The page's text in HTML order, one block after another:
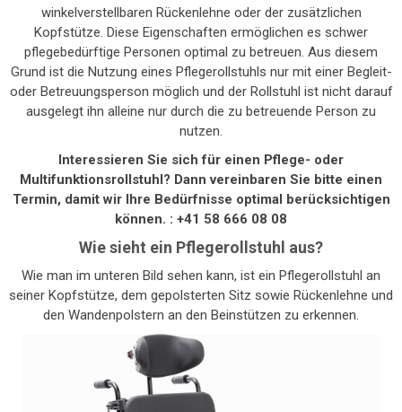
winkelverstellbaren Rückenlehne oder der zusätzlichen
Kopfstütze. Diese Eigenschaften ermöglichen es schwer
pflegebedürftige Personen optimal zu betreuen. Aus diesem
Grund ist die Nutzung eines Pflegerollstuhls nur mit einer Begleit-
oder Betreuungsperson möglich und der Rollstuhl ist nicht darauf
ausgelegt ihn alleine nur durch die zu betreuende Person zu
nutzen.
Interessieren Sie sich für einen Pflege- oder
Multifunktionsrollstuhl? Dann vereinbaren Sie bitte einen
Termin, damit wir Ihre Bedürfnisse optimal berücksichtigen
können. : +41 58 666 08 08
Wie sieht ein Pflegerollstuhl aus?
Wie man im unteren Bild sehen kann, ist ein Pflegerollstuhl an
seiner Kopfstütze, dem gepolsterten Sitz sowie Rückenlehne und
den Wandenpolstern an den Beinstützen zu erkennen.